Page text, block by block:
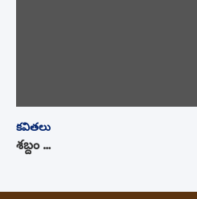
కవితలు
శబ్దం …